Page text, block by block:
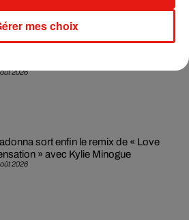
2026
2026
sort enfin le remix de « Love
» avec Kylie Minogue
mes choix